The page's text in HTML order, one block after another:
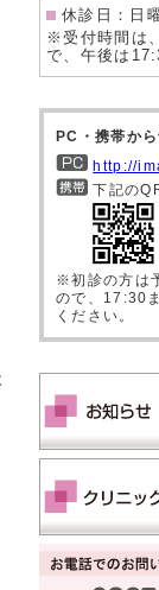
休診日：日
※受付時間は
で、午後は
PC・携帯か
http://
下記の
※初診の方は
ので、17:30
ください。